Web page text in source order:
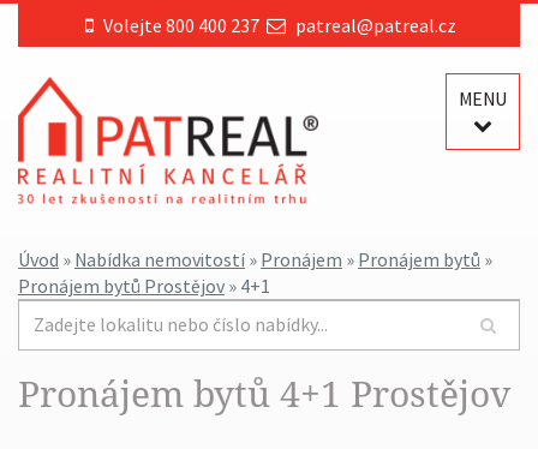
Volejte 800 400 237 patreal@patreal.cz
MENU
Úvod » Nabídka nemovitostí » Pronájem » Pronájem bytů »
Pronájem bytů Prostějov » 4+1
Pronájem bytů 4+1 Prostějov